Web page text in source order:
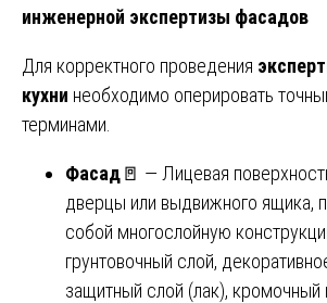
инженерной экспертизы фасадов
Для корректного проведения
кухни необходимо оперировать
терминами.
Фасад🚪 — Лицевая
дверцы или выдвижного ящика,
собой многослойную
грунтовочный слой,
защитный слой (лак), кромочный